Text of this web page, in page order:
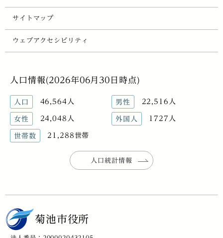
サイトマップ
ウェブアクセシビリティ
人口情報(2026年06月30日時点)
人口 46,564人 男性 22,516人
女性 24,048人 外国人 1727人
世帯数 21,288世帯
人口統計情報
菊池市役所